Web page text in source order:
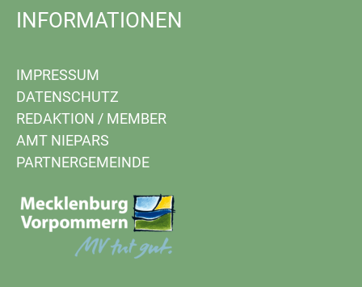
INFORMATIONEN
IMPRESSUM
DATENSCHUTZ
REDAKTION / MEMBER
AMT NIEPARS
PARTNERGEMEINDE